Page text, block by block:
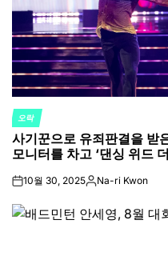
POSTED
IN
오락
사기꾼으로 유죄판결을 받
모니터를 차고 ‘댄싱 위드
on10월 30, 2025Posted
Na-ri Kwon